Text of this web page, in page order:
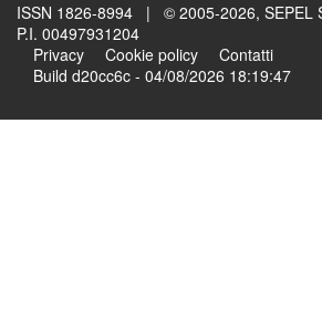
ISSN 1826-8994 | © 2005-2026, SEPEL
P.I. 00497931204
Privacy
Cookie policy
Contatti
Build d20cc6c - 04/08/2026 18:19:47